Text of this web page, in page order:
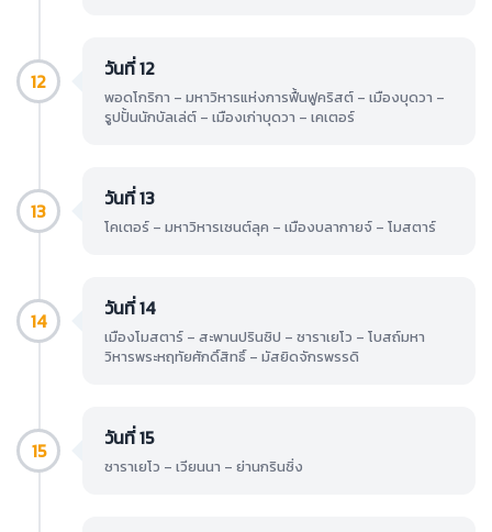
12 วันที่ 12
พอดโกริกา – มหาวิหารแห่งการฟื้นฟูคริสต์ – เมืองบุดวา –
รูปปั้นนักบัลเล่ต์ – เมืองเก่าบุดวา – เคเตอร์
13 วันที่ 13
โคเตอร์ – มหาวิหารเซนต์ลุค – เมืองบลากายจ์ – โมสตาร์
14 วันที่ 14
เมืองโมสตาร์ – สะพานปรินซิป – ซาราเยโว – โบสถ์มหา
วิหารพระหฤทัยศักดิ์สิทธิ์ – มัสยิดจักรพรรดิ
15 วันที่ 15
ซาราเยโว – เวียนนา – ย่านกรินซิ่ง